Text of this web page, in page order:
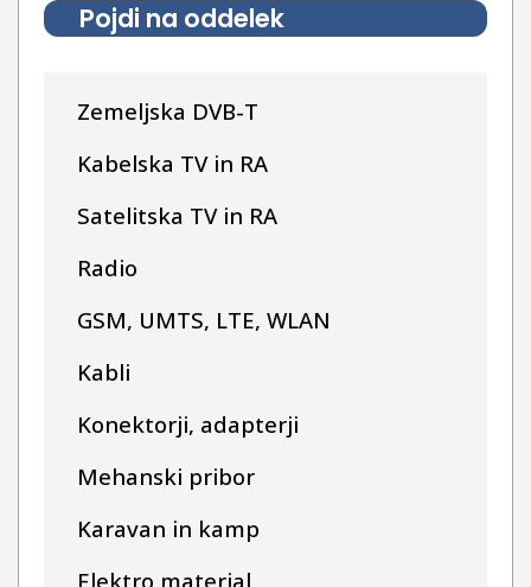
Pojdi na oddelek
Zemeljska DVB-T
Kabelska TV in RA
Satelitska TV in RA
Radio
GSM, UMTS, LTE, WLAN
Kabli
Konektorji, adapterji
Mehanski pribor
Karavan in kamp
Elektro material